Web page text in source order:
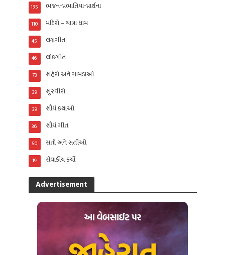
ભજન-પ્રભાતિયા-પ્રાર્થના
135
મંદિરો – યાત્રા ધામ
110
લગ્નગીત
45
લોકગીત
46
શહેરો અને ગામડાઓ
73
શુરવીરો
39
શૌર્ય કથાઓ
39
શૌર્ય ગીત
36
સંતો અને સતીઓ
50
સેવાકીય કર્યો
19
Advertisement